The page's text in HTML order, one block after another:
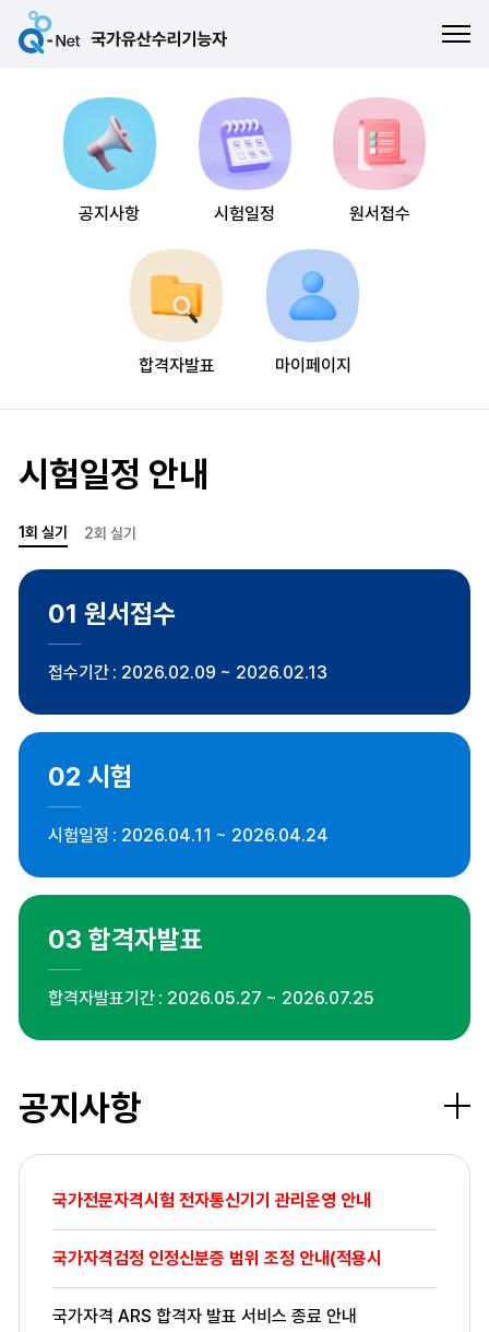
공지사항 시험일정 원서접수
합격자발표 마이페이지
시험일정 안내
1회 실기 2회 실기
01 원서접수
접수기간 2026.02.09 ~ 2026.02.13
02 시험
시험일정 2026.04.11 ~ 2026.04.24
03 합격자발표
합격자발표기간 2026.05.27 ~ 2026.07.25
공지사항
국가전문자격시험 전자통신기기 관리운영 안내
국가자격검정 인정신분증 범위 조정 안내(적용시
국가자격 ARS 합격자 발표 서비스 종료 안내
더보